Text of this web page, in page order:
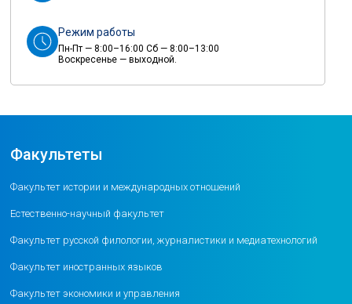
Режим работы
Пн-Пт — 8:00–16:00 Сб — 8:00–13:00
Воскресенье — выходной.
Факультеты
Факультет истории и международных отношений
Естественно-научный факультет
Факультет русской филологии, журналистики и медиатехнологий
Факультет иностранных языков
Факультет экономики и управления